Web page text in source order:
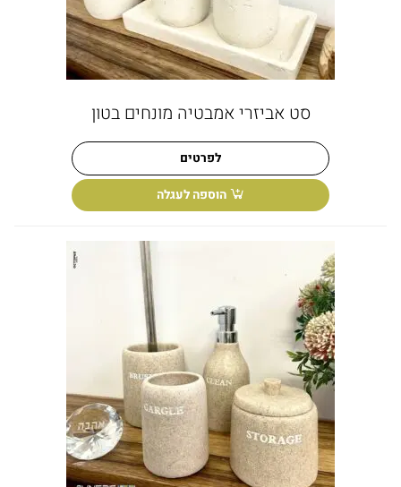
סט אביזרי אמבטיה מונחים בטון
לפרטים
הוספה לעגלה